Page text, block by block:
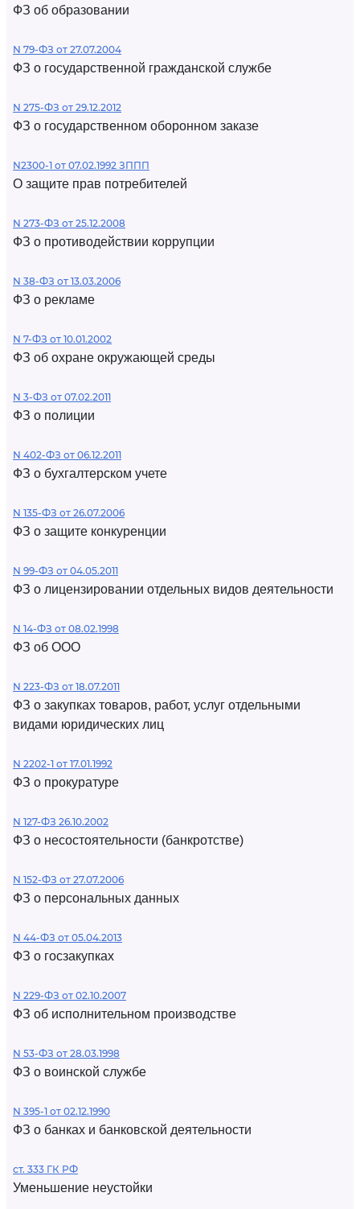
ФЗ об образовании
N 79-ФЗ от 27.07.2004
ФЗ о государственной гражданской службе
N 275-ФЗ от 29.12.2012
ФЗ о государственном оборонном заказе
N2300-1 от 07.02.1992 ЗППП
О защите прав потребителей
N 273-ФЗ от 25.12.2008
ФЗ о противодействии коррупции
N 38-ФЗ от 13.03.2006
ФЗ о рекламе
N 7-ФЗ от 10.01.2002
ФЗ об охране окружающей среды
N 3-ФЗ от 07.02.2011
ФЗ о полиции
N 402-ФЗ от 06.12.2011
ФЗ о бухгалтерском учете
N 135-ФЗ от 26.07.2006
ФЗ о защите конкуренции
N 99-ФЗ от 04.05.2011
ФЗ о лицензировании отдельных видов деятельности
N 14-ФЗ от 08.02.1998
ФЗ об ООО
N 223-ФЗ от 18.07.2011
ФЗ о закупках товаров, работ, услуг отдельными
видами юридических лиц
N 2202-1 от 17.01.1992
ФЗ о прокуратуре
N 127-ФЗ 26.10.2002
ФЗ о несостоятельности (банкротстве)
N 152-ФЗ от 27.07.2006
ФЗ о персональных данных
N 44-ФЗ от 05.04.2013
ФЗ о госзакупках
N 229-ФЗ от 02.10.2007
ФЗ об исполнительном производстве
N 53-ФЗ от 28.03.1998
ФЗ о воинской службе
N 395-1 от 02.12.1990
ФЗ о банках и банковской деятельности
ст. 333 ГК РФ
Уменьшение неустойки